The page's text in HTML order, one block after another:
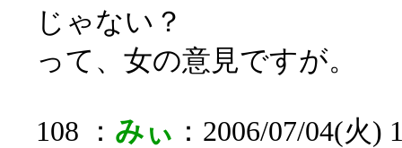
じゃない？
って、女の意見ですが。
108 ： みぃ ：2006/07/04(火)